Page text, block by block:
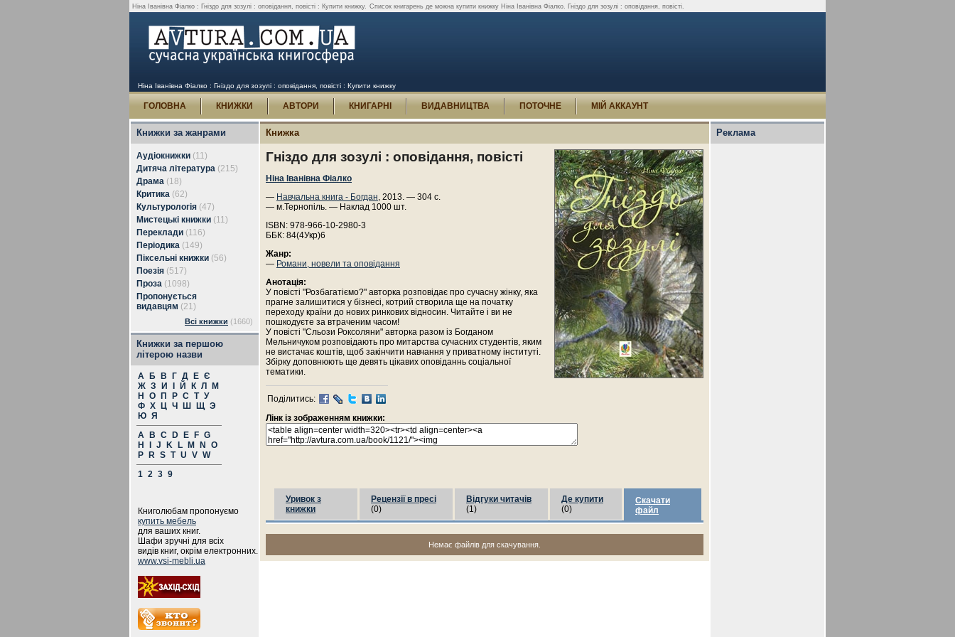
Ніна Іванівна Фіалко : Гніздо для зозулі : оповідання, повісті : Купити книжку. Список книгарень де можна купити книжку Ніна Іванівна Фіалко. Гніздо для зозулі : оповідання, повісті.
Ніна Іванівна Фіалко : Гніздо для зозулі : оповідання, повісті : Купити книжку
ГОЛОВНА КНИЖКИ АВТОРИ КНИГАРНІ ВИДАВНИЦТВА ПОТОЧНЕ МІЙ АККАУНТ
Книжки за жанрами
Аудіокнижки (11)
Дитяча література (215)
Драма (18)
Критика (62)
Культурологія (47)
Мистецькі книжки (11)
Переклади (116)
Періодика (149)
Піксельні книжки (56)
Поезія (517)
Проза (1098)
Пропонується
видавцям (21)
Всі книжки (1660)
Книжки за першою
літерою назви
А Б В Г Д Е Є
Ж З И Й К Л
М
Н
О П Р С Т У
Ф Х Ц Ч Ш Щ Э
Ю Я
A
B C D E F G
H
J K L M N
O
P
R S T U V W
1 2 3 9
Книголюбам пропонуємо
купить мебель
для ваших книг.
Шафи зручні для всіх
видів книг, окрім електронних.
www.vsi-mebli.ua
Книжка
Гніздо для зозулі : оповідання, повісті
Ніна Іванівна Фіалко
— Навчальна книга - Богдан, 2013. — 304 с.
— м.Тернопіль. — Наклад 1000 шт.
ISBN: 978-966-10-2980-3
ББК: 84(4Укр)6
Жанр:
— Романи, новели та оповідання
Анотація:
У повісті "Розбагатіємо?" авторка розповідає про сучасну жінку, яка
прагне залишитися у бізнесі, котрий створила ще на початку
переходу країни до нових ринкових відносин. Читайте і ви не
пошкодуєте за втраченим часом!
У повісті "Сльози Роксоляни" авторка разом із Богданом
Мельничуком розповідають про митарства сучасних студентів, яким
не вистачає коштів, щоб закінчити навчання у приватному інституті.
Збірку доповнюють ще девять цікавих оповіданнь соціальної
тематики.
Поділитись:
Лінк із зображенням книжки:
Уривок з
книжки
Рецензії в пресі
(0)
Відгуки читачів
(1)
Де купити
(0)
Скачати
файл
Немає файлів для скачування.
Реклама